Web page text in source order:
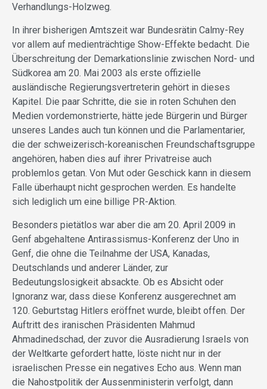
Verhandlungs-Holzweg.
In ihrer bisherigen Amtszeit war Bundesrätin Calmy-Rey
vor allem auf medienträchtige Show-Effekte bedacht. Die
Überschreitung der Demarkationslinie zwischen Nord- und
Südkorea am 20. Mai 2003 als erste offizielle
ausländische Regierungsvertreterin gehört in dieses
Kapitel. Die paar Schritte, die sie in roten Schuhen den
Medien vordemonstrierte, hätte jede Bürgerin und Bürger
unseres Landes auch tun können und die Parlamentarier,
die der schweizerisch-koreanischen Freundschaftsgruppe
angehören, haben dies auf ihrer Privatreise auch
problemlos getan. Von Mut oder Geschick kann in diesem
Falle überhaupt nicht gesprochen werden. Es handelte
sich lediglich um eine billige PR-Aktion.
Besonders pietätlos war aber die am 20. April 2009 in
Genf abgehaltene Antirassismus-Konferenz der Uno in
Genf, die ohne die Teilnahme der USA, Kanadas,
Deutschlands und anderer Länder, zur
Bedeutungslosigkeit absackte. Ob es Absicht oder
Ignoranz war, dass diese Konferenz ausgerechnet am
120. Geburtstag Hitlers eröffnet wurde, bleibt offen. Der
Auftritt des iranischen Präsidenten Mahmud
Ahmadinedschad, der zuvor die Ausradierung Israels von
der Weltkarte gefordert hatte, löste nicht nur in der
israelischen Presse ein negatives Echo aus. Wenn man
die Nahostpolitik der Aussenministerin verfolgt, dann